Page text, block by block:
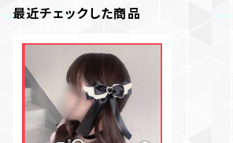
最近チェックした商品